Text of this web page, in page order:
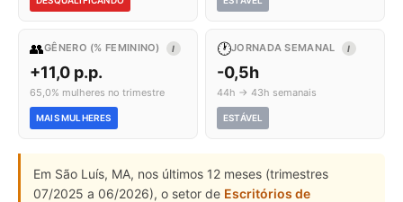
👥GÊNERO (% FEMININO) I
+11,0 p.p.
65,0% mulheres no trimestre
MAIS MULHERES
🕐JORNADA SEMANAL I
-0,5h
44h → 43h semanais
ESTÁVEL
Em São Luís, MA, nos últimos 12 meses (trimestres
07/2025 a 06/2026), o setor de Escritórios de